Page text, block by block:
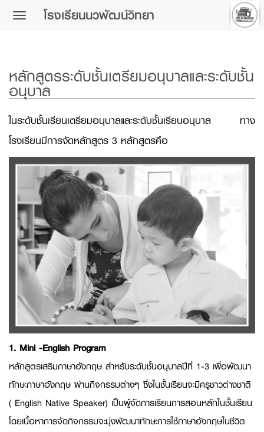
Toggle โรงเรียนนวพัฒน์วิทยา
หลักสูตรระดับชั้นเตรียมอนุบาลและระดับชั้น
อนุบาล
ในระดับชั้นเรียนเตรียมอนุบาลและระดับชั้นเรียนอนุบาล ทาง
โรงเรียนมีการจัดหลักสูตร 3 หลักสูตรคือ
1. Mini -English Program
หลักสูตรเสริมภาษาอังกฤษ สำหรับระดับชั้นอนุบาลปีที่ 1-3 เพื่อพัฒนา
ทักษะภาษาอังกฤษ ผ่านกิจกรรมต่างๆ ซึ่งในชั้นเรียนจะมีครูชาวต่างชาติ
( English Native Speaker) เป็นผู้จัดการเรียนการสอนหลักในชั้นเรียน
โดยเนื้อหาการจัดกิจกรรมจะมุ่งพัฒนาทักษะการใช้ภาษาอังกฤษในชีวิต